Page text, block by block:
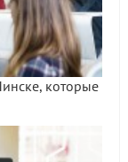
которые